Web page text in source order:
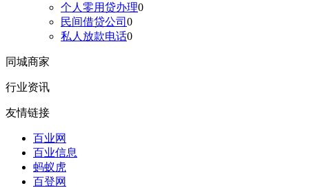
个人零用贷办理0
民间借贷公司 0
私人放款电话0
同城商家
行业资讯
友情链接
百业网
百业信息
蚂蚁虎
百登网